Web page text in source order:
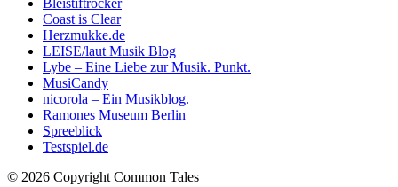
Bleistiftrocker
Coast is Clear
Herzmukke.de
LEISE/laut Musik Blog
Lybe – Eine Liebe zur Musik. Punkt.
MusiCandy
nicorola – Ein Musikblog.
Ramones Museum Berlin
Spreeblick
Testspiel.de
© 2026 Copyright Common Tales